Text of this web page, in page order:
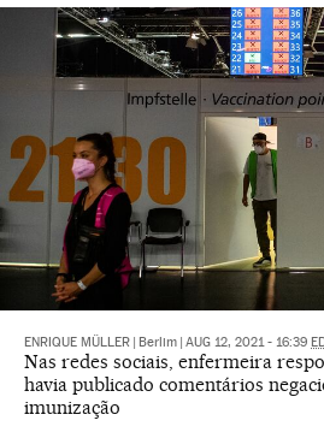
ENRIQUE MÜLLER Berlim AUG 12, 2021 - 16:39
Nas redes sociais, enfermeira
havia publicado comentários
imunização